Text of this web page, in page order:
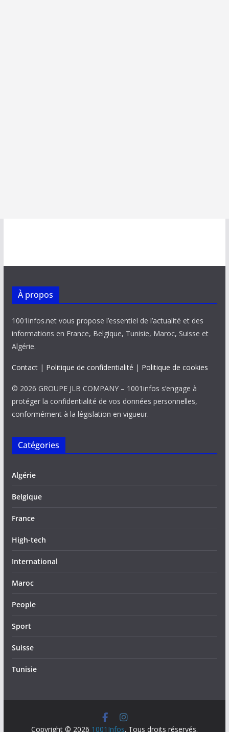
À propos
1001infos.net vous propose l’essentiel de l’actualité et des
informations en France, Belgique, Tunisie, Maroc, Suisse et
Algérie.
Contact| Politique de confidentialité | Politique de cookies
© 2026 GROUPE JLB COMPANY – 1001infos s’engage à
protéger la confidentialité de vos données personnelles,
conformément à la législation en vigueur.
Catégories
Algérie
Belgique
France
High-tech
International
Maroc
People
Sport
Suisse
Tunisie
Copyright © 2026 1001Infos. Tous droits réservés.